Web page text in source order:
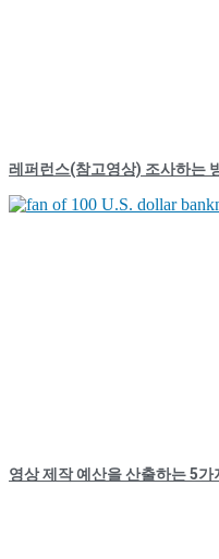
레퍼런스(참고영상) 조사하는
영상 제작 예산을 산출하는 5